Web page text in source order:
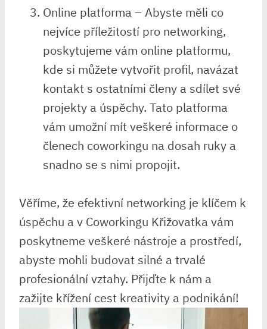
Online platforma – Abyste měli co
nejvíce příležitostí pro networking,
poskytujeme vám online platformu,
kde si můžete vytvořit profil, navázat
kontakt s ostatními členy a sdílet své
projekty a úspěchy. Tato platforma
vám umožní mít veškeré informace o
členech coworkingu na dosah ruky a
snadno se s nimi propojit.
Věříme, že efektivní networking je klíčem k
úspěchu a v Coworkingu Křižovatka vám
poskytneme veškeré nástroje a prostředí,
abyste mohli budovat silné a trvalé
profesionální vztahy. Přijďte k nám a
zažijte křížení cest kreativity a podnikání!